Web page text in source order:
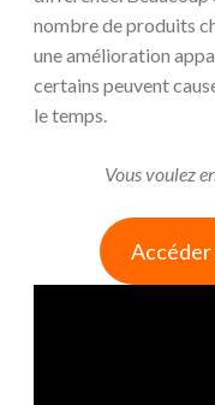
nombre de produits
une amélioration
certains peuvent
le temps.
Vous voulez
Accéder